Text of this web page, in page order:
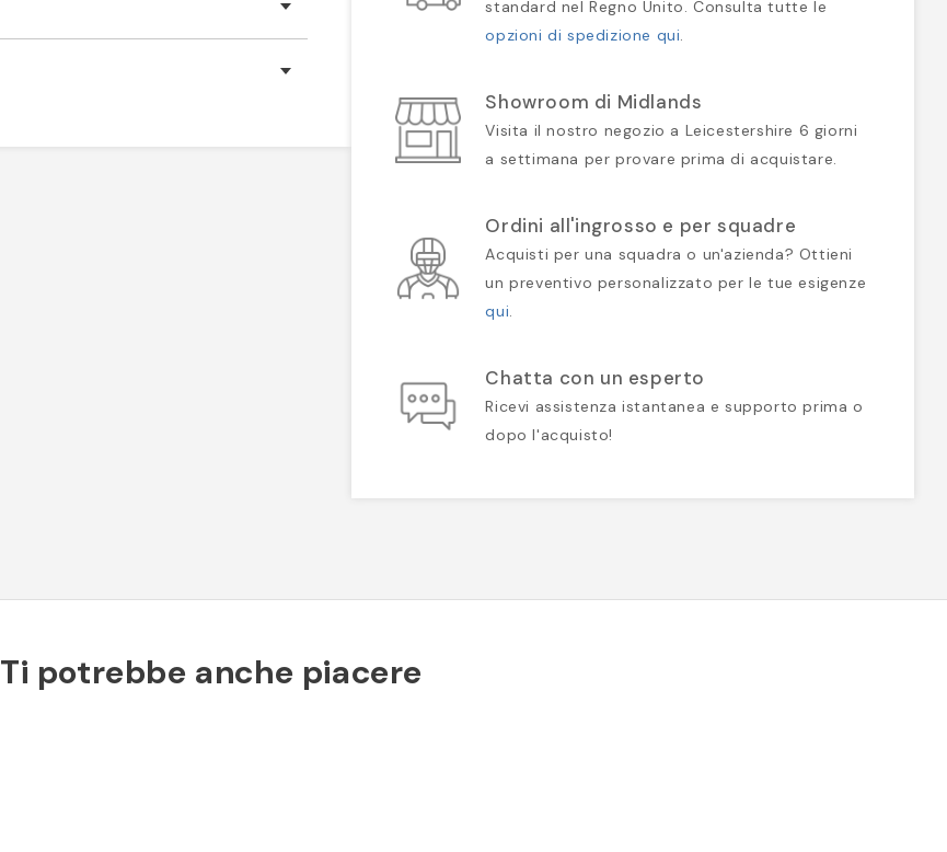
standard nel Regno Unito. Consulta tutte le
opzioni di spedizione qui.
Showroom di Midlands
Visita il nostro negozio a Leicestershire 6 giorni
a settimana per provare prima di acquistare.
Ordini all'ingrosso e per squadre
Acquisti per una squadra o un'azienda? Ottieni
un preventivo personalizzato per le tue esigenze
qui.
Chatta con un esperto
Ricevi assistenza istantanea e supporto prima o
dopo l'acquisto!
Ti potrebbe anche piacere